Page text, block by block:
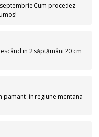
procedez
in 2 săptămâni 20 cm
pamant .in regiune montana